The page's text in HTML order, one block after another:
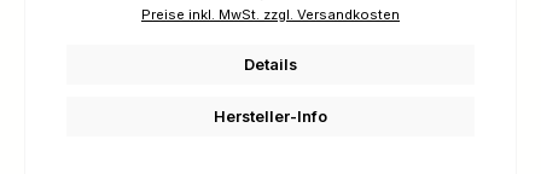
Preise inkl. MwSt. zzgl. Versandkosten
Details
Hersteller-Info